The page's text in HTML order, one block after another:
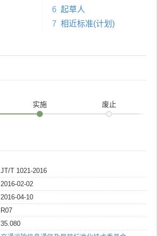
6 起草人
7 相近标准(计划)
实施 废止
JT/T 1021-2016
2016-02-02
2016-04-10
R07
35.080